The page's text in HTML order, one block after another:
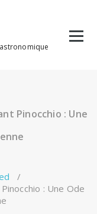
Pinocchio : Une
/
: Une Ode